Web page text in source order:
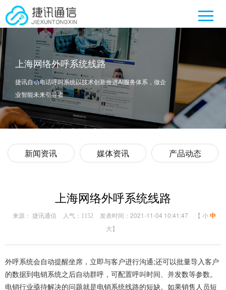
上海网络外呼系统线路
捷讯自动电话呼叫系统以技术创新推进AI服务体系，做企
业智能未来引导者
新闻资讯 媒体资讯 产品动态
上海网络外呼系统线路
来源： 捷讯通信 人气： 1152 发表时间：2021-11-04 10:41:47 【 小中
大】
外呼系统会自动提醒坐席，立即与客户进行沟通;还可以批量导入客户
的数据到电销系统之后自动群呼，可配置呼叫时间、并发数等参数。
电销行业亟待解决的问题就是电销系统线路的短缺。如果销售人员短